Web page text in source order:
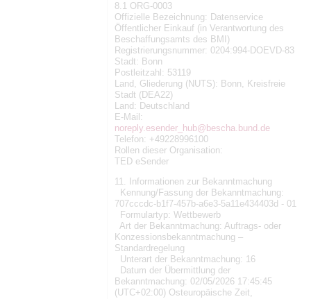
8.1 ORG-0003
Offizielle Bezeichnung: Datenservice
Öffentlicher Einkauf (in Verantwortung des
Beschaffungsamts des BMI)
Registrierungsnummer: 0204:994-DOEVD-83
Stadt: Bonn
Postleitzahl: 53119
Land, Gliederung (NUTS): Bonn, Kreisfreie
Stadt (DEA22)
Land: Deutschland
E-Mail:
noreply.esender_hub@bescha.bund.de
Telefon: +49228996100
Rollen dieser Organisation:
TED eSender
11. Informationen zur Bekanntmachung
Kennung/Fassung der Bekanntmachung:
707cccdc-b1f7-457b-a6e3-5a11e434403d - 01
Formulartyp: Wettbewerb
Art der Bekanntmachung: Auftrags- oder
Konzessionsbekanntmachung –
Standardregelung
Unterart der Bekanntmachung: 16
Datum der Übermittlung der
Bekanntmachung: 02/05/2026 17:45:45
(UTC+02:00) Osteuropäische Zeit,